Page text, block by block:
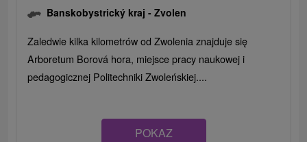
Banskobystrický kraj -Zvolen
Zaledwie kilka kilometrów od Zwolenia znajduje się
Arboretum Borová hora, miejsce pracy naukowej i
pedagogicznej Politechniki Zwoleńskiej....
POKAZ